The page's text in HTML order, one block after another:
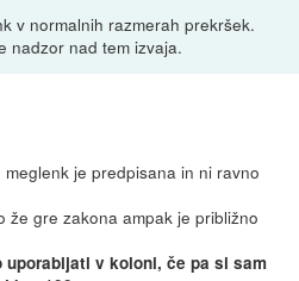
v normalnih razmerah prekršek.
nadzor nad tem izvaja.
je predpisana in ni ravno
že gre zakona ampak je približno
uporabljati v koloni, če pa si sam